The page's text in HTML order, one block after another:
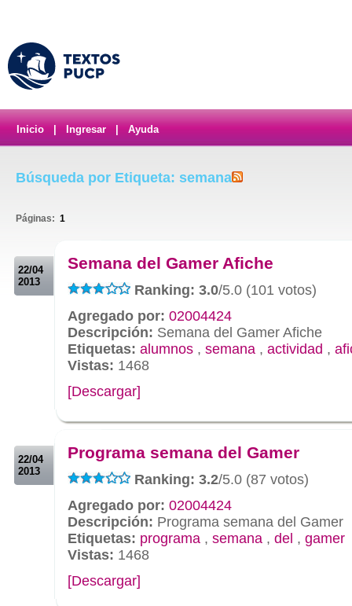
Inicio Ingresar Ayuda
Búsqueda por Etiqueta: semana
Páginas: 1
22/04
2013
Semana del Gamer Afiche
Ranking: 3.0/5.0 (101 votos)
Agregado por: 02004424
Descripción: Semana del Gamer Afiche
Etiquetas: alumnos , semana , actividad ,
Vistas: 1468
[Descargar]
22/04
2013
Programa semana del Gamer
Ranking: 3.2/5.0 (87 votos)
Agregado por: 02004424
Descripción: Programa semana del Gamer
Etiquetas: programa , semana , del , gamer
Vistas: 1468
[Descargar]